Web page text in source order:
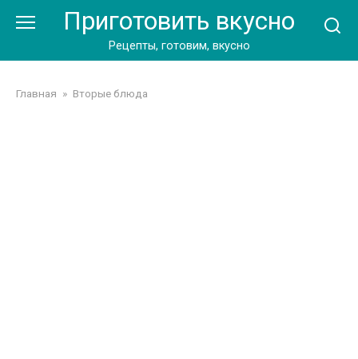
Приготовить вкусно
Рецепты, готовим, вкусно
Главная » Вторые блюда